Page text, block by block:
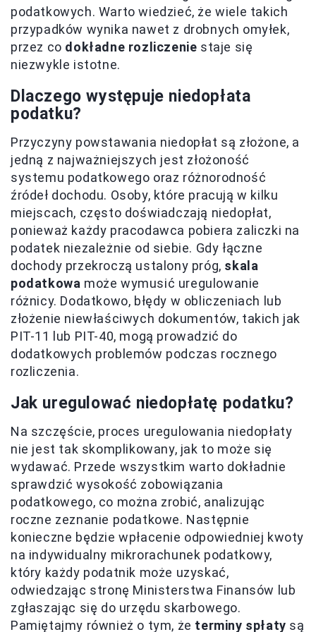
podatkowych. Warto wiedzieć, że wiele takich
przypadków wynika nawet z drobnych omyłek,
przez co dokładne rozliczenie staje się
niezwykle istotne.
Dlaczego występuje niedopłata
podatku?
Przyczyny powstawania niedopłat są złożone, a
jedną z najważniejszych jest złożoność
systemu podatkowego oraz różnorodność
źródeł dochodu. Osoby, które pracują w kilku
miejscach, często doświadczają niedopłat,
ponieważ każdy pracodawca pobiera zaliczki na
podatek niezależnie od siebie. Gdy łączne
dochody przekroczą ustalony próg, skala
podatkowa może wymusić uregulowanie
różnicy. Dodatkowo, błędy w obliczeniach lub
złożenie niewłaściwych dokumentów, takich jak
PIT-11 lub PIT-40, mogą prowadzić do
dodatkowych problemów podczas rocznego
rozliczenia.
Jak uregulować niedopłatę podatku?
Na szczęście, proces uregulowania niedopłaty
nie jest tak skomplikowany, jak to może się
wydawać. Przede wszystkim warto dokładnie
sprawdzić wysokość zobowiązania
podatkowego, co można zrobić, analizując
roczne zeznanie podatkowe. Następnie
konieczne będzie wpłacenie odpowiedniej kwoty
na indywidualny mikrorachunek podatkowy,
który każdy podatnik może uzyskać,
odwiedzając stronę Ministerstwa Finansów lub
zgłaszając się do urzędu skarbowego.
Pamiętajmy również o tym, że terminy spłaty są